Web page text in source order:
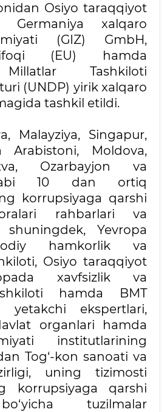
Osiyo taraqqiyot
Germaniya xalqaro
(GIZ) GmbH,
(EU) hamda
Tashkiloti
(UNDP) yirik xalqaro
tashkil etildi.
Malayziya, Singapur,
Arabistoni, Moldova,
Ozarbayjon va
10 dan ortiq
korrupsiyaga qarshi
rahbarlari va
shuningdek, Yevropa
hamkorlik va
Osiyo taraqqiyot
xavfsizlik va
hamda BMT
yetakchi ekspertlari,
organlari hamda
institutlarining
Tog‘-kon sanoati va
uning tizimosti
korrupsiyaga qarshi
tuzilmalar